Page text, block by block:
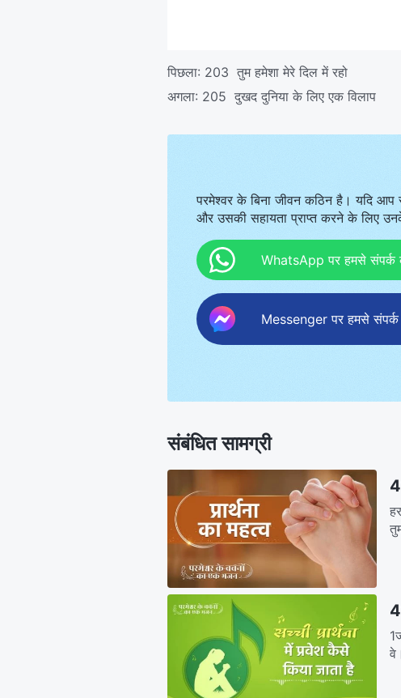
पिछला: 203 तुम हमेशा मेरे दिल में रहो
अगला: 205 दुखद दुनिया के लिए एक विलाप
परमेश्वर के बिना जीवन कठिन है। यदि
और उसकी सहायता प्राप्त करने के लिए
WhatsApp पर हमसे संपर्क
Messenger पर हमसे
संबंधित सामग्री